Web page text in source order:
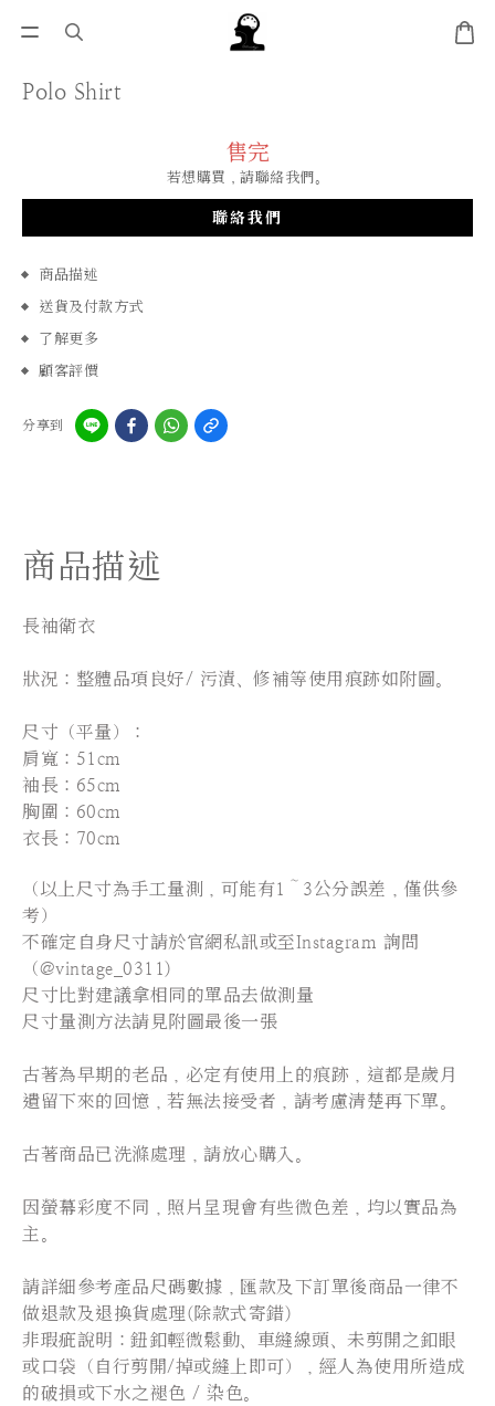
Polo Shirt
售完
若想購買，請聯絡我們。
聯絡我們
商品描述
送貨及付款方式
了解更多
顧客評價
分享到
商品描述
長袖衛衣
狀況：整體品項良好/ 污漬、修補等使用痕跡如附圖。
尺寸（平量）：
肩寬：51cm
袖長：65cm
胸圍：60cm
衣長：70cm
（以上尺寸為手工量測，可能有1～3公分誤差，僅供參
考）
不確定自身尺寸請於官網私訊或至Instagram 詢問
（@vintage_0311)
尺寸比對建議拿相同的單品去做測量
尺寸量測方法請見附圖最後一張
古著為早期的老品，必定有使用上的痕跡，這都是歲月
遺留下來的回憶，若無法接受者，請考慮清楚再下單。
古著商品已洗滌處理，請放心購入。
因螢幕彩度不同，照片呈現會有些微色差，均以實品為
主。
請詳細參考產品尺碼數據，匯款及下訂單後商品一律不
做退款及退換貨處理(除款式寄錯)
非瑕疵說明：鈕釦輕微鬆動、車縫線頭、未剪開之釦眼
或口袋（自行剪開/掉或縫上即可），經人為使用所造成
的破損或下水之褪色 / 染色。